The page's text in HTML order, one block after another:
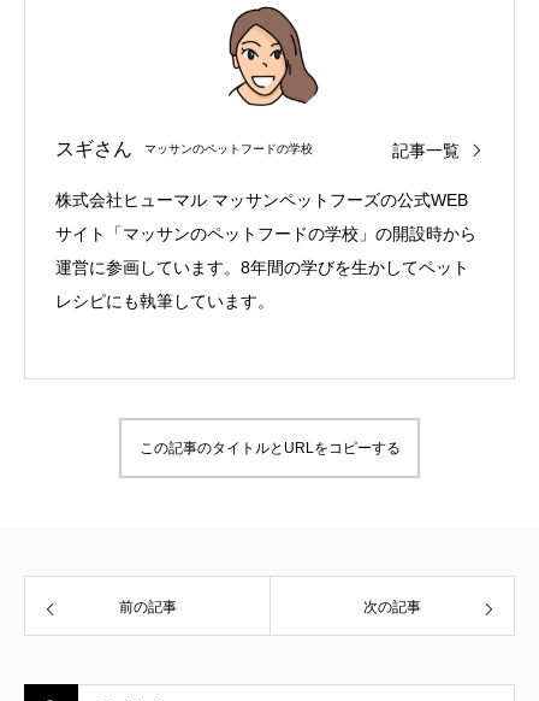
スギさん マッサンのペットフードの学校 記事一覧
株式会社ヒューマル マッサンペットフーズの公式WEB
サイト「マッサンのペットフードの学校」の開設時から
運営に参画しています。8年間の学びを生かしてペット
レシピにも執筆しています。
この記事のタイトルとURLをコピーする
前の記事 次の記事